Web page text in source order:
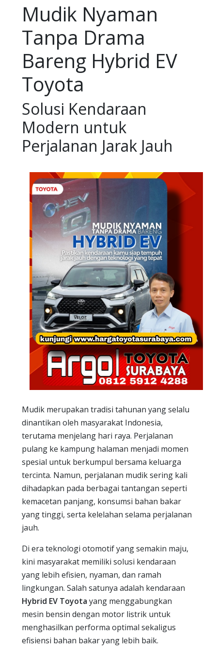
Mudik Nyaman
Tanpa Drama
Bareng Hybrid EV
Toyota
Solusi Kendaraan
Modern untuk
Perjalanan Jarak Jauh
Mudik merupakan tradisi tahunan yang selalu
dinantikan oleh masyarakat Indonesia,
terutama menjelang hari raya. Perjalanan
pulang ke kampung halaman menjadi momen
spesial untuk berkumpul bersama keluarga
tercinta. Namun, perjalanan mudik sering kali
dihadapkan pada berbagai tantangan seperti
kemacetan panjang, konsumsi bahan bakar
yang tinggi, serta kelelahan selama perjalanan
jauh.
Di era teknologi otomotif yang semakin maju,
kini masyarakat memiliki solusi kendaraan
yang lebih efisien, nyaman, dan ramah
lingkungan. Salah satunya adalah kendaraan
Hybrid EV Toyota yang menggabungkan
mesin bensin dengan motor listrik untuk
menghasilkan performa optimal sekaligus
efisiensi bahan bakar yang lebih baik.